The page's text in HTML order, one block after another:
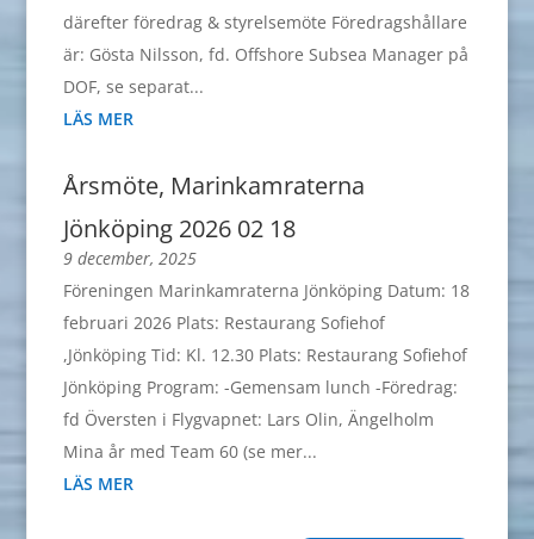
därefter föredrag & styrelsemöte Föredragshållare
är: Gösta Nilsson, fd. Offshore Subsea Manager på
DOF, se separat...
LÄS MER
Årsmöte, Marinkamraterna
Jönköping 2026 02 18
9 december, 2025
Föreningen Marinkamraterna Jönköping Datum: 18
februari 2026 Plats: Restaurang Sofiehof
,Jönköping Tid: Kl. 12.30 Plats: Restaurang Sofiehof
Jönköping Program: -Gemensam lunch -Föredrag:
fd Översten i Flygvapnet: Lars Olin, Ängelholm
Mina år med Team 60 (se mer...
LÄS MER